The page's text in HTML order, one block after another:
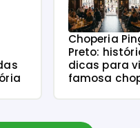
Choperia
Preto:
dicas para
famosa